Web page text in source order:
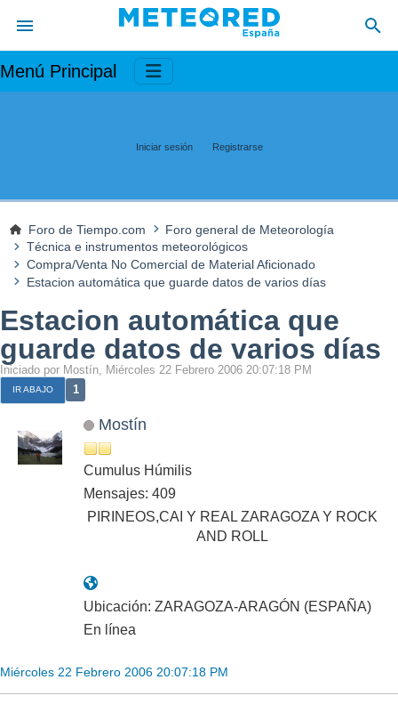
Menú Principal
Iniciar sesión Registrarse
Foro de Tiempo.com
Foro general de Meteorología
Técnica e instrumentos meteorológicos
Compra/Venta No Comercial de Material Aficionado
Estacion automática que guarde datos de varios días
Estacion automática que
guarde datos de varios días
Iniciado por Mostín, Miércoles 22 Febrero 2006 20:07:18 PM
IR ABAJO 1
Mostín
Cumulus Húmilis
Mensajes: 409
PIRINEOS,CAI Y REAL ZARAGOZA Y ROCK
AND ROLL
Ubicación: ZARAGOZA-ARAGÓN (ESPAÑA)
En línea
Miércoles 22 Febrero 2006 20:07:18 PM